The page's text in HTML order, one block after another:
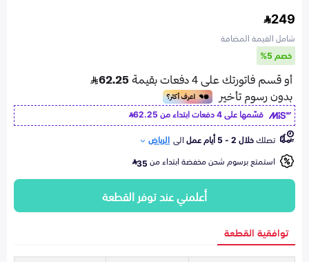
249
شامل القيمة المضافة
خصم 5%
قسّمها على 4 دفعات ابتداء من
62.25
تصلكخلال 2 - 5 أيام عمل الى الرياض
استمتع برسوم شحن مخفضة ابتداء من35
أعلمني عند توفر القطعة
توافقية القطعة